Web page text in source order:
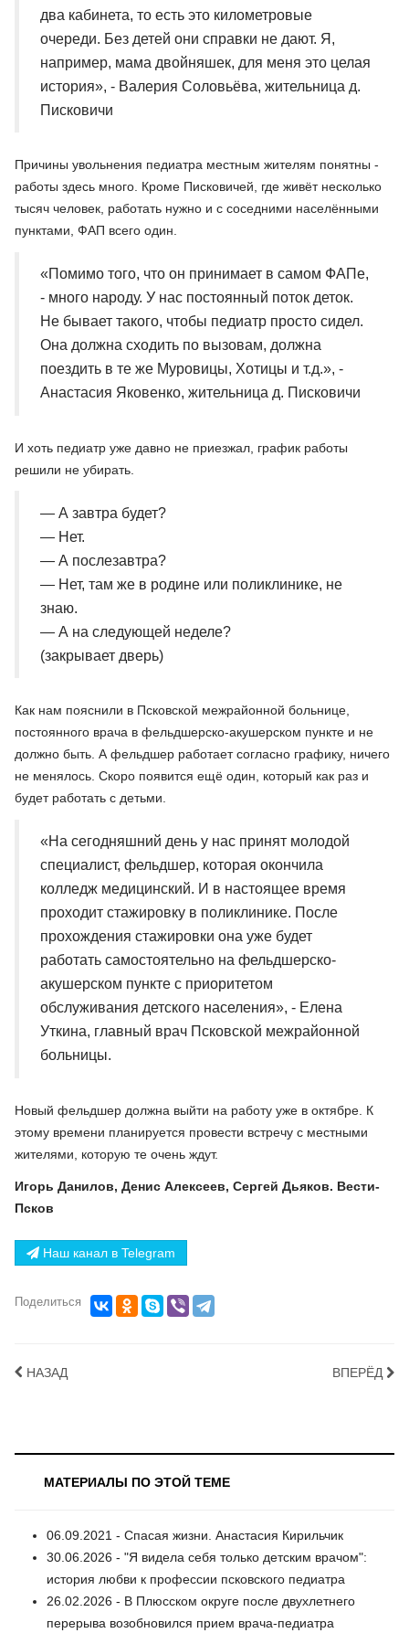
два кабинета, то есть это километровые
очереди. Без детей они справки не дают. Я,
например, мама двойняшек, для меня это целая
история», - Валерия Соловьёва, жительница д.
Писковичи
Причины увольнения педиатра местным жителям понятны -
работы здесь много. Кроме Писковичей, где живёт несколько
тысяч человек, работать нужно и с соседними населёнными
пунктами, ФАП всего один.
«Помимо того, что он принимает в самом ФАПе,
- много народу. У нас постоянный поток деток.
Не бывает такого, чтобы педиатр просто сидел.
Она должна сходить по вызовам, должна
поездить в те же Муровицы, Хотицы и т.д.», -
Анастасия Яковенко, жительница д. Писковичи
И хоть педиатр уже давно не приезжал, график работы
решили не убирать.
— А завтра будет?
— Нет.
— А послезавтра?
— Нет, там же в родине или поликлинике, не
знаю.
— А на следующей неделе?
(закрывает дверь)
Как нам пояснили в Псковской межрайонной больнице,
постоянного врача в фельдшерско-акушерском пункте и не
должно быть. А фельдшер работает согласно графику, ничего
не менялось. Скоро появится ещё один, который как раз и
будет работать с детьми.
«На сегодняшний день у нас принят молодой
специалист, фельдшер, которая окончила
колледж медицинский. И в настоящее время
проходит стажировку в поликлинике. После
прохождения стажировки она уже будет
работать самостоятельно на фельдшерско-
акушерском пункте с приоритетом
обслуживания детского населения», - Елена
Уткина, главный врач Псковской межрайонной
больницы.
Новый фельдшер должна выйти на работу уже в октябре. К
этому времени планируется провести встречу с местными
жителями, которую те очень ждут.
Игорь Данилов, Денис Алексеев, Сергей Дьяков. Вести-
Псков
Наш канал в Telegram
Поделиться
НАЗАД ВПЕРЁД
МАТЕРИАЛЫ ПО ЭТОЙ ТЕМЕ
06.09.2021 - Спасая жизни. Анастасия Кирильчик
30.06.2026 - "Я видела себя только детским врачом":
история любви к профессии псковского педиатра
26.02.2026 - В Плюсском округе после двухлетнего
перерыва возобновился прием врача-педиатра